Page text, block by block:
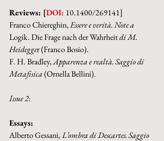
Reviews: [DOI: 10.1400/269141]
Franco Chiereghin, Essere e verità. Note a
Logik. Die Frage nach der Wahrheit di M.
Heidegger (Franco Bosio).
F. H. Bradley, Apparenza e realtà. Saggio di
Metafisica (Ornella Bellini).
Issue 2:
Essays:
Alberto Gessani, L’ombra di Descartes. Saggio